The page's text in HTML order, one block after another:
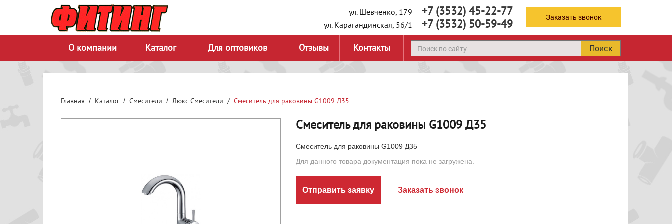
ул. Шевченко, 179 +7 (3532) 45-22-77
ул. Карагандинская, 56/1 +7 (3532) 50-59-49 Заказать звонок
О компании Каталог Для оптовиков Отзывы Контакты Поиск
Главная Каталог Смесители Люкс Смесители Смеситель для раковины G1009 Д35
Смеситель для раковины G1009 Д35
Смеситель для раковины G1009 Д35
Для данного товара документация пока не загружена.
Отправить заявку Заказать звонок